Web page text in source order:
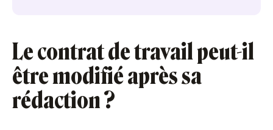
Le contrat de travail peut-il
être modifié après sa
rédaction ?